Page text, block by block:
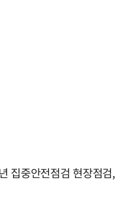
집중안전점검 현장점검,